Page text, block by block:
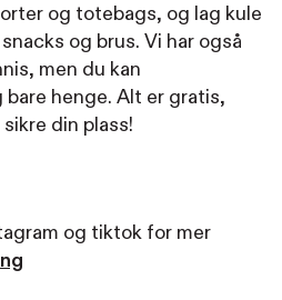
og totebags, og lag kule
og brus. Vi har også
men du kan
henge. Alt er gratis,
din plass!
og tiktok for mer